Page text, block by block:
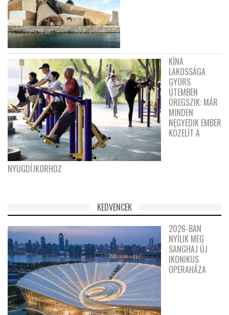
KÍNA
LAKOSSÁGA
GYORS
ÜTEMBEN
ÖREGSZIK: MÁR
MINDEN
NEGYEDIK EMBER
KÖZELÍT A
NYUGDÍJKORHOZ
KEDVENCEK
2026-BAN
NYÍLIK MEG
SANGHAJ ÚJ
IKONIKUS
OPERAHÁZA